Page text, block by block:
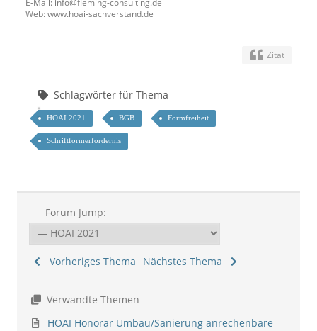
E-Mail: info@fleming-consulting.de
Web: www.hoai-sachverstand.de
Zitat
Schlagwörter für Thema
HOAI 2021 BGB Formfreiheit
Schriftformerfordernis
Forum Jump:
Vorheriges Thema Nächstes Thema
Verwandte Themen
HOAI Honorar Umbau/Sanierung anrechenbare